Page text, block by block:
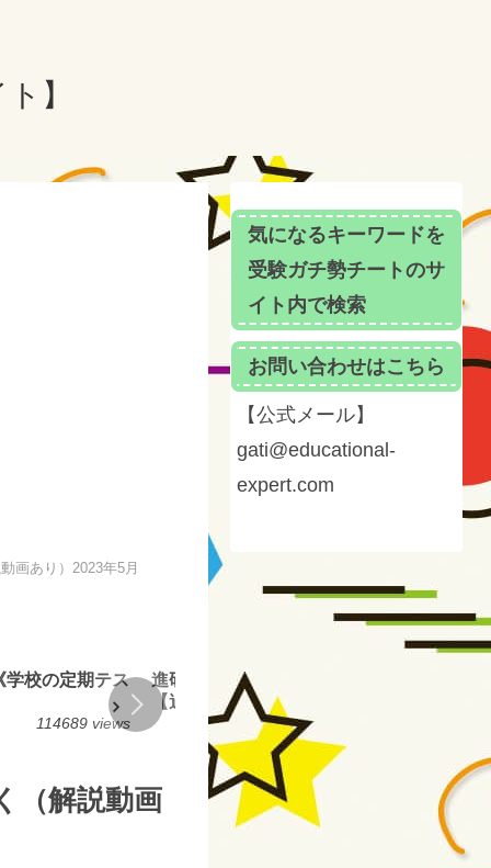
】
画あり）2023年5月
学校の定期テス
114689 views
進研模試／ベネッセ総合学力テスト対策
【過去問３年分以上を分析公開】
（解説動画
気になるキーワードを
受験ガチ勢チートのサ
イト内で検索
お問い合わせはこちら
【公式メール】
gati@educational-
expert.com